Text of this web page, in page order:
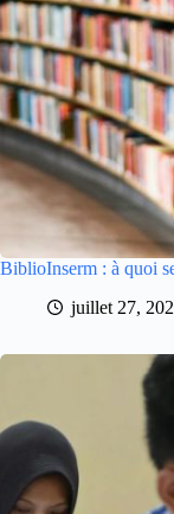
BiblioInserm : à quoi
juillet 27,